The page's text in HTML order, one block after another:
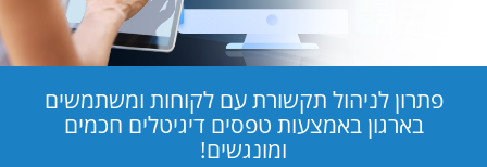
פתרון לניהול תקשורת עם לקוחות ומשתמשים
בארגון באמצעות טפסים דיגיטלים חכמים
ומונגשים!